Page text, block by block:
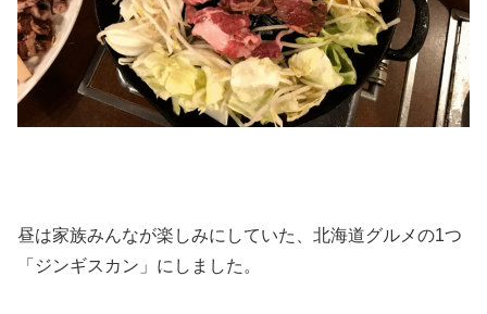
昼は家族みんなが楽しみにしていた、北海道グルメの1つ
「ジンギスカン」にしました。